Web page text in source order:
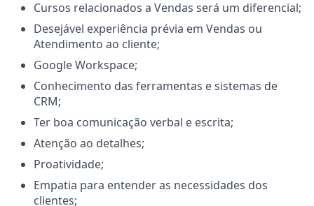
Cursos relacionados a Vendas será um diferencial;
Desejável experiência prévia em Vendas ou
Atendimento ao cliente;
Google Workspace;
Conhecimento das ferramentas e sistemas de
CRM;
Ter boa comunicação verbal e escrita;
Atenção ao detalhes;
Proatividade;
Empatia para entender as necessidades dos
clientes;